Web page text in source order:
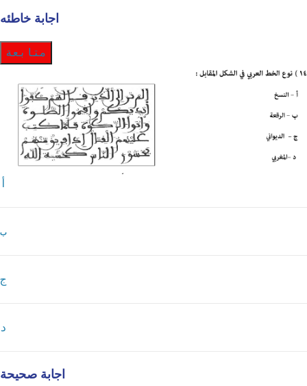
اجابة خاطئه
متابعة
ب
ج
د
اجابة صحيحة